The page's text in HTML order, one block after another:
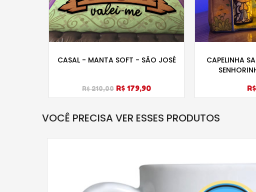
CASAL - MANTA SOFT - SÃO JOSÉ
R$ 210,00 R$ 179,90
CAPELINHA
VOCÊ PRECISA VER ESSES PRODUTOS